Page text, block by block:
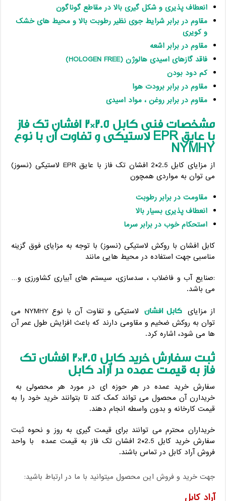
انعطاف پذیری و شکل گیری بالا در مقاطع گوناگون
مقاوم در برابر شرایط جوی نظیر رطوبت بالا و محیط های خشک
و کویری
مقاوم در برابر اشعه
فاقد گازهای اسیدی هالوژن (HOLOGEN FREE
)
کم دود بودن
مقاوم در برابر برودت هوا
مقاوم در برابر روغن ، مواد اسیدی
مشخصات فنی کابل 2.5*2 افشان تک فاز
با عایقEPRلاستیکی و تفاوت آن با نوع
NYMHY
از مزایای کابل 2.5*2 افشان تک فاز با عایق EPR لاستیکی (نسوز)
می توان به مواردی همچون
مقاومت در برابر رطوبت
انعطاف پذیری بسیار بالا
استحکام خوب در برابر سرما
کابل افشان با روکش لاستیکی (نسوز) با توجه به مزایای فوق گزینه
مناسبی جهت استفاده در محیط هایی مانند
:صنایع آب و فاضلاب ، سدسازی، سیستم های آبیاری کشاورزی و…
می باشد.
از مزایای کابل افشان
لاستیکی و تفاوت آن با نوع NYMHY می
توان به روکش ضخیم و مقاومی دارند که باعث افزایش طول عمر آن
ها می شود، اشاره کرد.
ثبت سفارش خرید کابل 2.5*2 افشان تک
فاز به قیمت عمده در آراد کابل
سفارش خرید عمده در هر حوزه ای در مورد هر محصولی به
خریدارن آن محصول می تواند کمک کند تا بتوانند خرید خود را به
قیمت کارخانه و بدون واسطه انجام دهند.
خریداران محترم می توانند برای قیمت گیری به روز و نحوه ثبت
سفارش خرید کابل 2.5*2 افشان تک فاز به قیمت عمده با واحد
فروش آراد کابل در تماس باشند.
جهت خرید و فروش این محصول میتوانید با ما در ارتباط باشید:
آراد کابل